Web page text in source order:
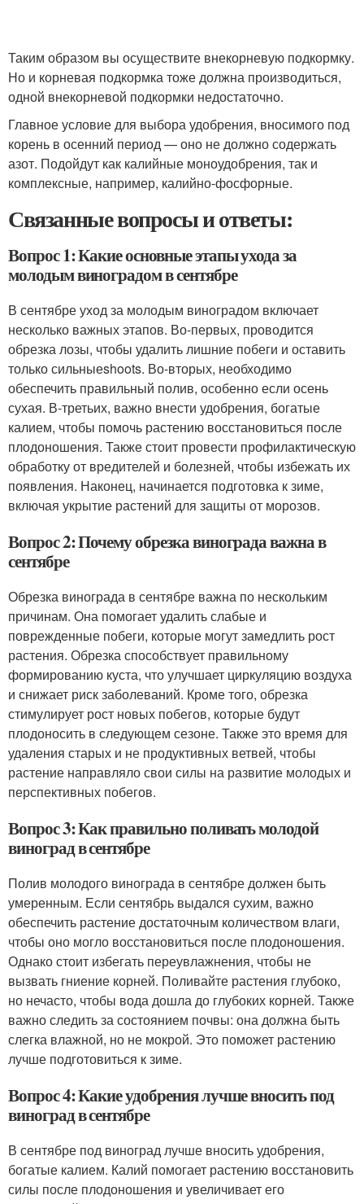
Таким образом вы осуществите внекорневую подкормку.
Но и корневая подкормка тоже должна производиться,
одной внекорневой подкормки недостаточно.
Главное условие для выбора удобрения, вносимого под
корень в осенний период — оно не должно содержать
азот. Подойдут как калийные моноудобрения, так и
комплексные, например, калийно-фосфорные.
Связанные вопросы и ответы:
Вопрос 1: Какие основные этапы ухода за
молодым виноградом в сентябре
В сентябре уход за молодым виноградом включает
несколько важных этапов. Во-первых, проводится
обрезка лозы, чтобы удалить лишние побеги и оставить
только сильныеshoots. Во-вторых, необходимо
обеспечить правильный полив, особенно если осень
сухая. В-третьих, важно внести удобрения, богатые
калием, чтобы помочь растению восстановиться после
плодоношения. Также стоит провести профилактическую
обработку от вредителей и болезней, чтобы избежать их
появления. Наконец, начинается подготовка к зиме,
включая укрытие растений для защиты от морозов.
Вопрос 2: Почему обрезка винограда важна в
сентябре
Обрезка винограда в сентябре важна по нескольким
причинам. Она помогает удалить слабые и
поврежденные побеги, которые могут замедлить рост
растения. Обрезка способствует правильному
формированию куста, что улучшает циркуляцию воздуха
и снижает риск заболеваний. Кроме того, обрезка
стимулирует рост новых побегов, которые будут
плодоносить в следующем сезоне. Также это время для
удаления старых и не продуктивных ветвей, чтобы
растение направляло свои силы на развитие молодых и
перспективных побегов.
Вопрос 3: Как правильно поливать молодой
виноград в сентябре
Полив молодого винограда в сентябре должен быть
умеренным. Если сентябрь выдался сухим, важно
обеспечить растение достаточным количеством влаги,
чтобы оно могло восстановиться после плодоношения.
Однако стоит избегать переувлажнения, чтобы не
вызвать гниение корней. Поливайте растения глубоко,
но нечасто, чтобы вода дошла до глубоких корней. Также
важно следить за состоянием почвы: она должна быть
слегка влажной, но не мокрой. Это поможет растению
лучше подготовиться к зиме.
Вопрос 4: Какие удобрения лучше вносить под
виноград в сентябре
В сентябре под виноград лучше вносить удобрения,
богатые калием. Калий помогает растению восстановить
силы после плодоношения и увеличивает его